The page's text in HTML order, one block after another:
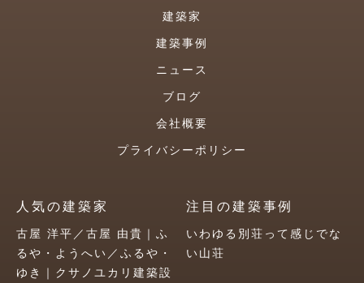
建築家
建築事例
ニュース
ブログ
会社概要
プライバシーポリシー
人気の建築家
古屋 洋平／古屋 由貴｜ふ
るや・ようへい／ふるや・
ゆき｜クサノユカリ建築設
注目の建築事例
いわゆる別荘って感じでな
い山荘